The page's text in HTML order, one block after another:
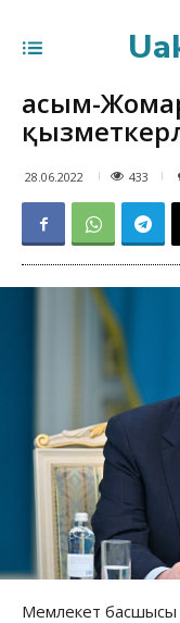
Қасым-
28.06.2022 433
Мемлекет басшысы